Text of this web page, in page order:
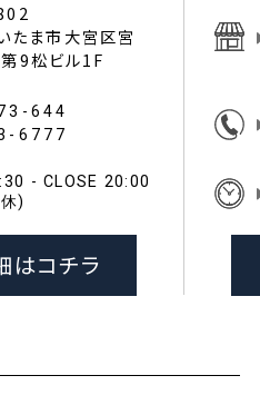
たま市大宮区宮
9松ビル1F
644
6777
- CLOSE 20:00
)
はコチラ